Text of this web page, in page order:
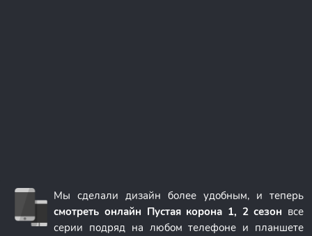
Мы сделали дизайн более удобным, и теперь
смотреть онлайн Пустая корона 1, 2 сезон все
серии подряд на любом телефоне и планшете